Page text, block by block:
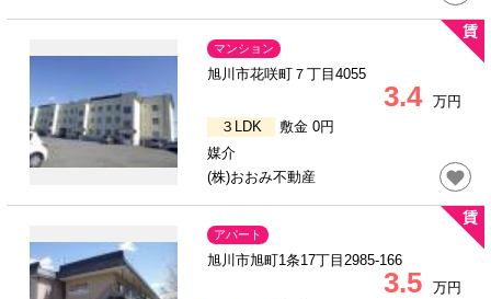
マンション
旭川市花咲町７丁目4055
3.4 万円
３LDK
敷金 0円
媒介
(株)おおみ不動産
アパート
旭川市旭町1条17丁目2985-166
3.5
万円